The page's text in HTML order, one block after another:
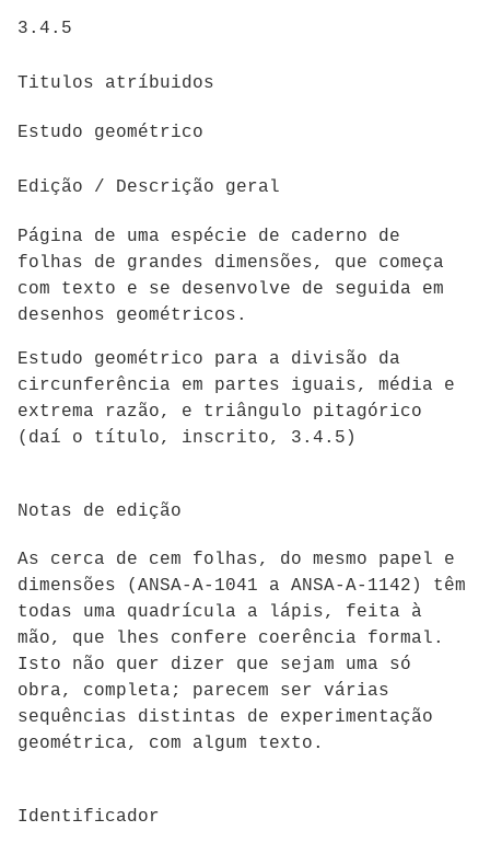
3.4.5
Titulos atríbuidos
Estudo geométrico
Edição / Descrição geral
Página de uma espécie de caderno de
folhas de grandes dimensões, que começa
com texto e se desenvolve de seguida em
desenhos geométricos.
Estudo geométrico para a divisão da
circunferência em partes iguais, média e
extrema razão, e triângulo pitagórico
(daí o título, inscrito, 3.4.5)
Notas de edição
As cerca de cem folhas, do mesmo papel e
dimensões (ANSA-A-1041 a ANSA-A-1142) têm
todas uma quadrícula a lápis, feita à
mão, que lhes confere coerência formal.
Isto não quer dizer que sejam uma só
obra, completa; parecem ser várias
sequências distintas de experimentação
geométrica, com algum texto.
Identificador